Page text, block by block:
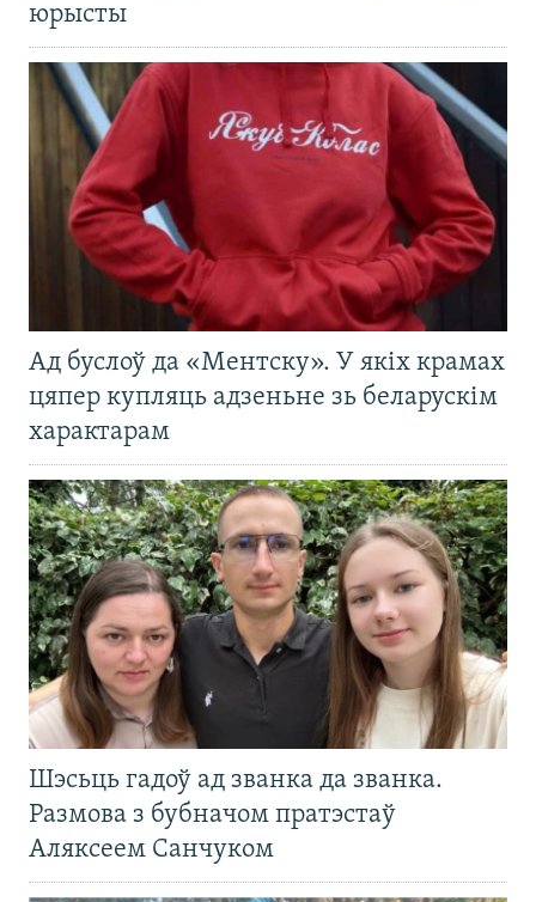
юрысты
Ад буслоў да «Ментску». У якіх крамах
цяпер купляць адзеньне зь беларускім
характарам
Шэсьць гадоў ад званка да званка.
Размова з бубначом пратэстаў
Аляксеем Санчуком